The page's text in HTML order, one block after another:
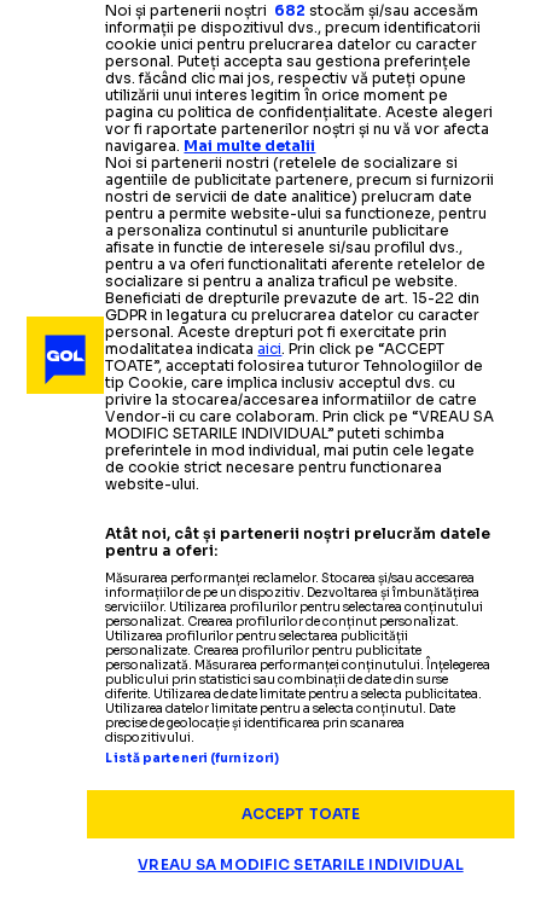
Noi și partenerii noștri 682 stocăm și/sau accesăm
informații pe dispozitivul dvs., precum identificatorii
cookie unici pentru prelucrarea datelor cu caracter
personal. Puteți accepta sau gestiona preferințele
dvs. făcând clic mai jos, respectiv vă puteți opune
utilizării unui interes legitim în orice moment pe
pagina cu politica de confidențialitate. Aceste alegeri
vor fi raportate partenerilor noștri și nu vă vor afecta
navigarea. Mai multe detalii
Noi si partenerii nostri (retelele de socializare si
agentiile de publicitate partenere, precum si furnizorii
nostri de servicii de date analitice) prelucram date
pentru a permite website-ului sa functioneze, pentru
a personaliza continutul si anunturile publicitare
afisate in functie de interesele si/sau profilul dvs.,
pentru a va oferi functionalitati aferente retelelor de
socializare si pentru a analiza traficul pe website.
Beneficiati de drepturile prevazute de art. 15-22 din
GDPR in legatura cu prelucrarea datelor cu caracter
personal. Aceste drepturi pot fi exercitate prin
modalitatea indicataaici. Prin click pe “ACCEPT
TOATE”, acceptati folosirea tuturor Tehnologiilor de
tip Cookie, care implica inclusiv acceptul dvs. cu
privire la stocarea/accesarea informatiilor de catre
Vendor-ii cu care colaboram. Prin click pe “VREAU SA
MODIFIC SETARILE INDIVIDUAL” puteti schimba
preferintele in mod individual, mai putin cele legate
de cookie strict necesare pentru functionarea
website-ului.
Atât noi, cât și partenerii noștri prelucrăm datele
pentru a oferi:
Măsurarea performanței reclamelor. Stocarea și/sau accesarea
informațiilor de pe un dispozitiv. Dezvoltarea și îmbunătățirea
serviciilor. Utilizarea profilurilor pentru selectarea conținutului
personalizat. Crearea profilurilor de conținut personalizat.
Utilizarea profilurilor pentru selectarea publicității
personalizate. Crearea profilurilor pentru publicitate
personalizată. Măsurarea performanței conținutului. Înțelegerea
publicului prin statistici sau combinații de date din surse
diferite. Utilizarea de date limitate pentru a selecta publicitatea.
Utilizarea datelor limitate pentru a selecta conținutul. Date
precise de geolocație și identificarea prin scanarea
dispozitivului.
Listă parteneri (furnizori)
ACCEPT TOATE
VREAU SA MODIFIC SETARILE INDIVIDUAL